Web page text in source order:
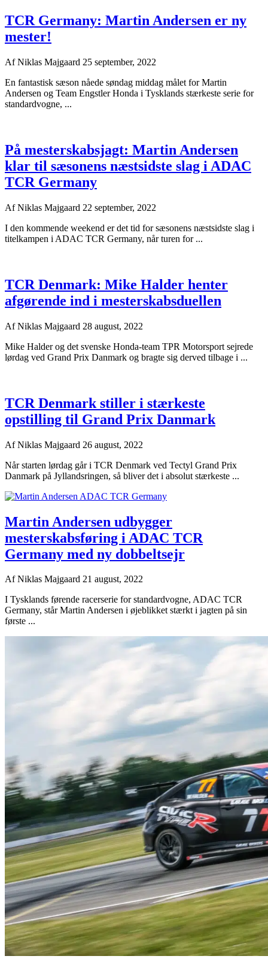
TCR Germany: Martin Andersen er ny
mester!
AfNiklas Majgaard 25 september, 2022
En fantastisk sæson nåede søndag middag målet for Martin
Andersen og Team Engstler Honda i Tysklands stærkeste serie for
standardvogne, ...
På mesterskabsjagt: Martin Andersen
klar til sæsonens næstsidste slag i ADAC
TCR Germany
AfNiklas Majgaard 22 september, 2022
I den kommende weekend er det tid for sæsonens næstsidste slag i
titelkampen i ADAC TCR Germany, når turen for ...
TCR Denmark: Mike Halder henter
afgørende ind i mesterskabsduellen
AfNiklas Majgaard 28 august, 2022
Mike Halder og det svenske Honda-team TPR Motorsport sejrede
lørdag ved Grand Prix Danmark og bragte sig derved tilbage i ...
TCR Denmark stiller i stærkeste
opstilling til Grand Prix Danmark
AfNiklas Majgaard 26 august, 2022
Når starten lørdag går i TCR Denmark ved Tectyl Grand Prix
Danmark på Jyllandsringen, så bliver det i absolut stærkeste ...
Martin Andersen udbygger
mesterskabsføring i ADAC TCR
Germany med ny dobbeltsejr
AfNiklas Majgaard 21 august, 2022
I Tysklands førende racerserie for standardvogne, ADAC TCR
Germany, står Martin Andersen i øjeblikket stærkt i jagten på sin
første ...